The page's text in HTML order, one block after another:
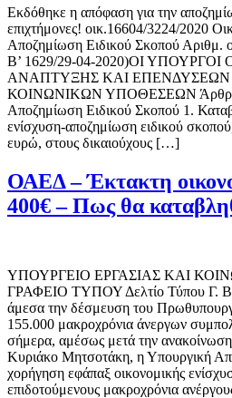
Εκδόθηκε η απόφαση για την
επιχτήμονες! οικ.16604/3224/2020
Αποζημίωση Ειδικού Σκοπού
Β’ 1629/29-04-2020)ΟΙ
ΑΝΑΠΤΥΞΗΣ ΚΑΙ ΕΠΕΝΔΥΣΕΩΝ
ΚΟΙΝΩΝΙΚΩΝ ΥΠΟΘΕΣΕΩΝ Άρθρο 1
Αποζημίωση Ειδικού Σκοπού 1.
ενίσχυση-αποζημίωση ειδικού
ευρώ, στους δικαιούχους […]
ΟΑΕΔ – Έκτακτη
400€ – Πως θα
ΥΠΟΥΡΓΕΙΟ EΡΓΑΣΙΑΣ ΚΑΙ
ΓΡΑΦΕΙΟ ΤΥΠΟΥ Δελτίο Τύπου Γ.
άμεσα την δέσμευση του
155.000 μακροχρόνια άνεργων
σήμερα, αμέσως μετά την
Κυριάκο Μητσοτάκη, η Υπουργική
χορήγηση εφάπαξ οικονομικής
επιδοτούμενους μακροχρόνια